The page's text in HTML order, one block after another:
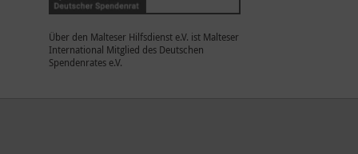
Über den Malteser Hilfsdienst e.V. ist Malteser
International Mitglied des Deutschen
Spendenrates e.V.